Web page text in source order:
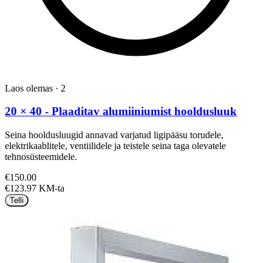
Laos olemas · 2
20 × 40 - Plaaditav alumiiniumist hooldusluuk
Seina hooldusluugid annavad varjatud ligipääsu torudele,
elektrikaablitele, ventiilidele ja teistele seina taga olevatele
tehnosüsteemidele.
€150.00
€123.97 KM-ta
Telli